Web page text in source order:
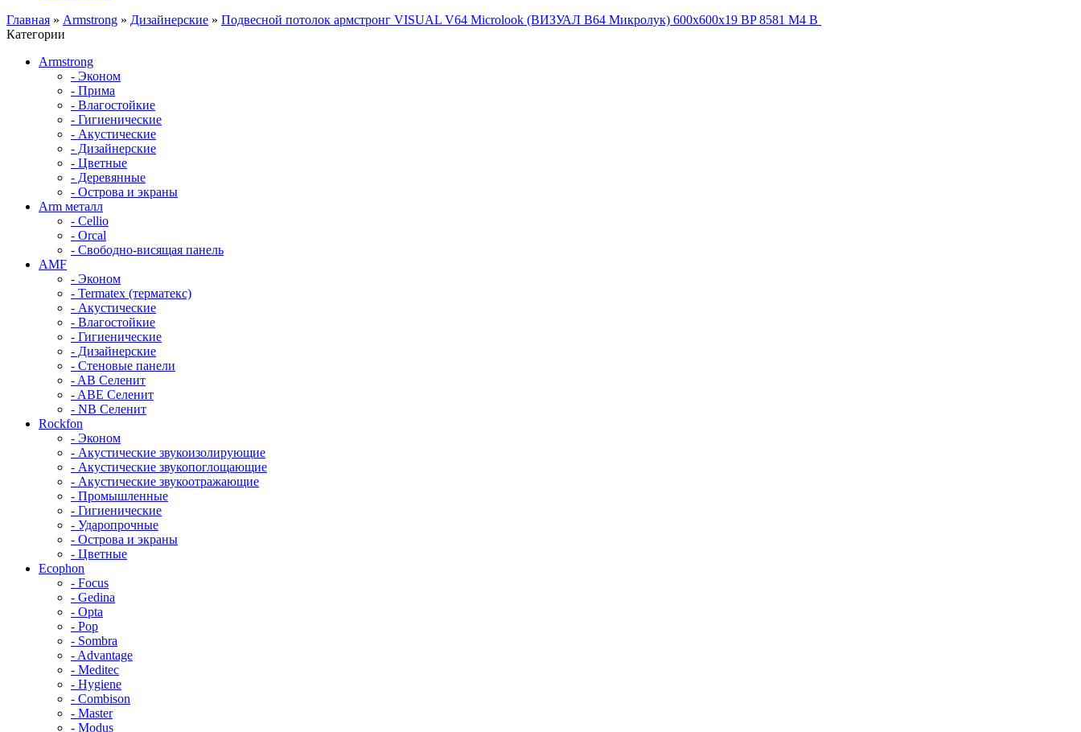
Главная » Armstrong » Дизайнерские » Подвесной потолок армстронг VISUAL V64 Microlook (ВИЗУАЛ В64 Микролук) 600x600x19 BP 8581 M4 B
Категории
Armstrong
- Эконом
- Прима
- Влагостойкие
- Гигиенические
- Акустические
- Дизайнерские
- Цветные
- Деревянные
- Острова и экраны
Arm металл
- Cellio
- Orcal
- Свободно-висящая панель
AMF
- Эконом
- Termatex (терматекс)
- Акустические
- Влагостойкие
- Гигиенические
- Дизайнерские
- Стеновые панели
- AB Селенит
- ABE Селенит
- NB Селенит
Rockfon
- Эконом
- Акустические звукоизолирующие
- Акустические звукопоглощающие
- Акустические звукоотражающие
- Промышленные
- Гигиенические
- Ударопрочные
- Острова и экраны
- Цветные
Ecophon
- Focus
- Gedina
- Opta
- Pop
- Sombra
- Advantage
- Meditec
- Hygiene
- Combison
- Master
- Modus